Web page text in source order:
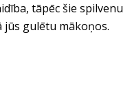
tāpēc šie spilvenu
jūs gulētu mākoņos.